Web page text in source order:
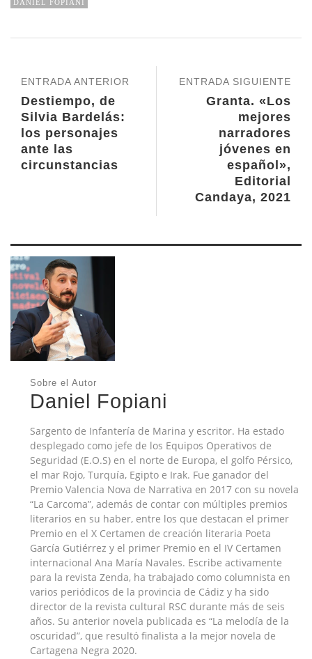
DANIEL FOPIANI
ENTRADA SIGUIENTE
Granta. «Los
mejores
narradores
jóvenes en
español»,
Editorial
Candaya, 2021
ENTRADA ANTERIOR
Destiempo, de
Silvia Bardelás:
los personajes
ante las
circunstancias
Sobre el Autor
Daniel Fopiani
Sargento de Infantería de Marina y escritor. Ha estado
desplegado como jefe de los Equipos Operativos de
Seguridad (E.O.S) en el norte de Europa, el golfo Pérsico,
el mar Rojo, Turquía, Egipto e Irak. Fue ganador del
Premio Valencia Nova de Narrativa en 2017 con su novela
“La Carcoma”, además de contar con múltiples premios
literarios en su haber, entre los que destacan el primer
Premio en el X Certamen de creación literaria Poeta
García Gutiérrez y el primer Premio en el IV Certamen
internacional Ana María Navales. Escribe activamente
para la revista Zenda, ha trabajado como columnista en
varios periódicos de la provincia de Cádiz y ha sido
director de la revista cultural RSC durante más de seis
años. Su anterior novela publicada es “La melodía de la
oscuridad”, que resultó finalista a la mejor novela de
Cartagena Negra 2020.